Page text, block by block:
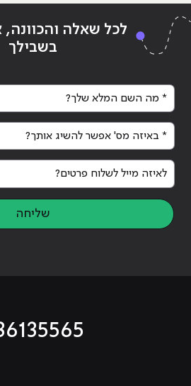
Continue reading
Hacking | בשילוב AI"
לכל שאלה והכוונה,
בשבילך
* מה השם המלא שלך?
* באיזה מס' אפשר להשיג אותך?
לאיזה מייל לשלוח פרטים?
שליחה